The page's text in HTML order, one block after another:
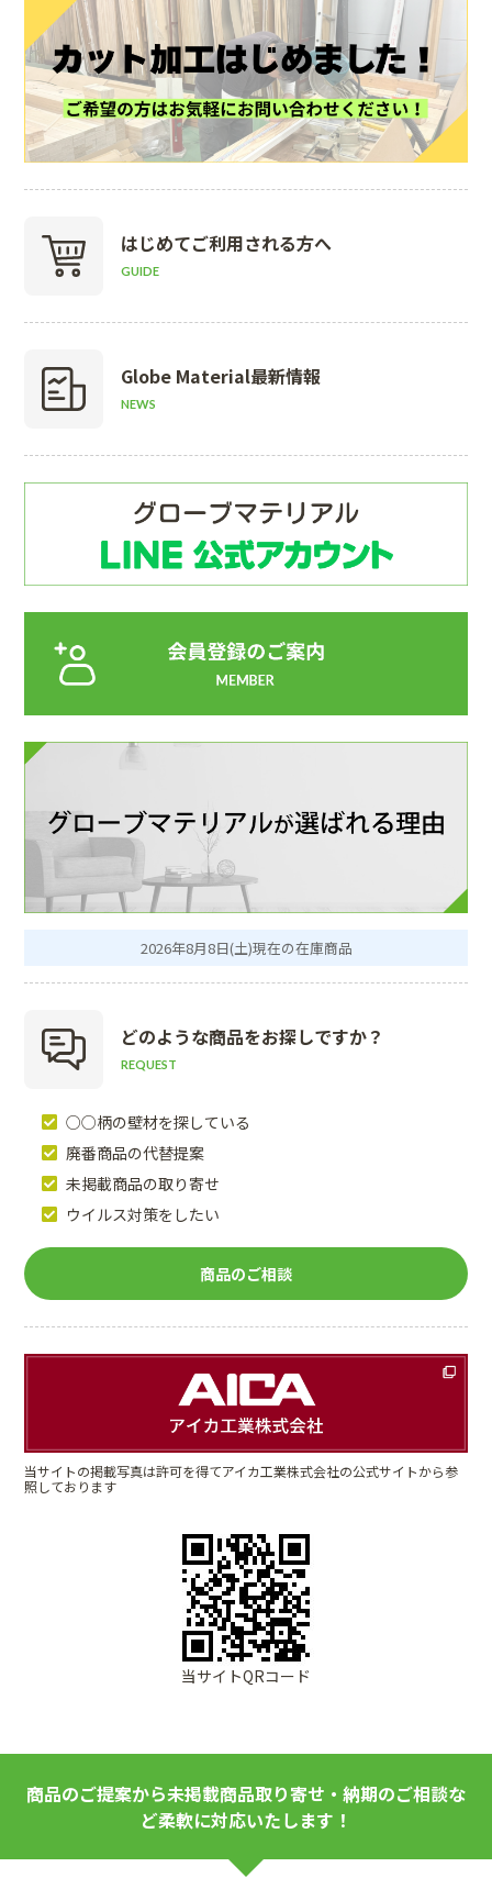
はじめてご利用される方へ
GUIDE
Globe Material最新情報
NEWS
2026年8月8日(土)現在の在庫商品
どのような商品をお探しですか？
REQUEST
○○柄の壁材を探している
廃番商品の代替提案
未掲載商品の取り寄せ
ウイルス対策をしたい
商品のご相談
当サイトの掲載写真は許可を得てアイカ工業株式会社の公式サイトから参
照しております
当サイトQRコード
商品のご提案から未掲載商品取り寄せ・納期のご相談な
ど柔軟に対応いたします！